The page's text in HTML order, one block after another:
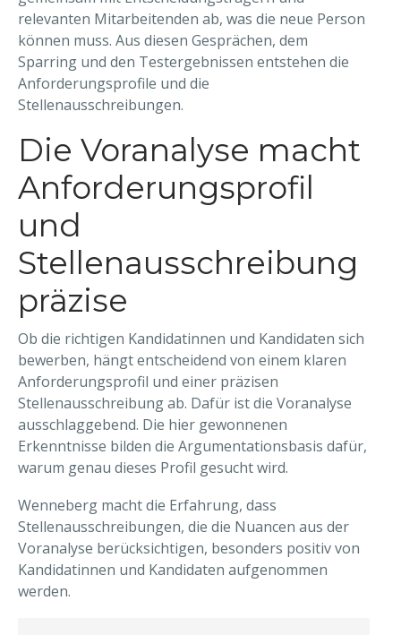
relevanten Mitarbeitenden ab, was die neue Person
können muss. Aus diesen Gesprächen, dem
Sparring und den Testergebnissen entstehen die
Anforderungsprofile und die
Stellenausschreibungen.
Die Voranalyse macht
Anforderungsprofil
und
Stellenausschreibung
präzise
Ob die richtigen Kandidatinnen und Kandidaten sich
bewerben, hängt entscheidend von einem klaren
Anforderungsprofil und einer präzisen
Stellenausschreibung ab. Dafür ist die Voranalyse
ausschlaggebend. Die hier gewonnenen
Erkenntnisse bilden die Argumentationsbasis dafür,
warum genau dieses Profil gesucht wird.
Wenneberg macht die Erfahrung, dass
Stellenausschreibungen, die die Nuancen aus der
Voranalyse berücksichtigen, besonders positiv von
Kandidatinnen und Kandidaten aufgenommen
werden.